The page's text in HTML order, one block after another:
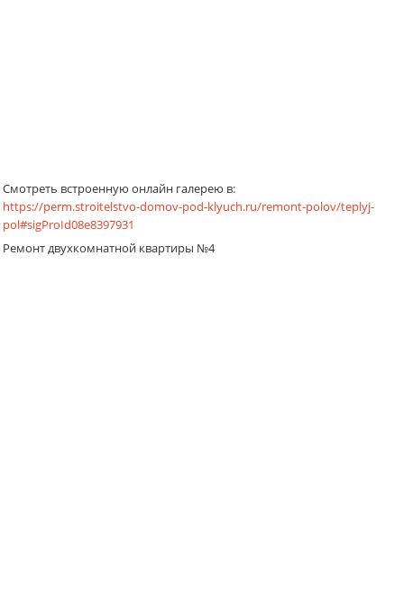
Смотреть встроенную онлайн галерею в:
https://perm.stroitelstvo-domov-pod-klyuch.ru/remont-polov/teplyj-
pol#sigProId08e8397931
Ремонт двухкомнатной квартиры №4